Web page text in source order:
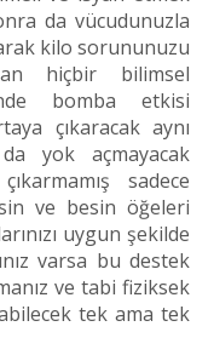
da vücudunuzla
kilo sorununuzu
hiçbir bilimsel
bomba etkisi
çıkaracak aynı
yok açmayacak
sadece
ve besin öğeleri
uygun şekilde
varsa bu destek
ve tabi fiziksek
tek ama tek